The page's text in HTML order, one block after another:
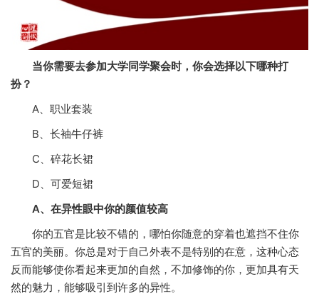
当你需要去参加大学同学聚会时，你会选择以下哪种打
扮？
A、职业套装
B、长袖牛仔裤
C、碎花长裙
D、可爱短裙
A、在异性眼中你的颜值较高
你的五官是比较不错的，哪怕你随意的穿着也遮挡不住你
五官的美丽。你总是对于自己外表不是特别的在意，这种心态
反而能够使你看起来更加的自然，不加修饰的你，更加具有天
然的魅力，能够吸引到许多的异性。